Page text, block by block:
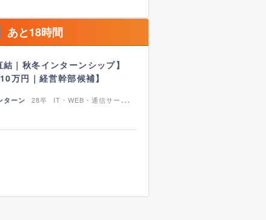
あと18時間
結｜秋冬インターンシップ】
万円｜経営幹部候補】
ターン 28卒
IT・WEB・通信サービ